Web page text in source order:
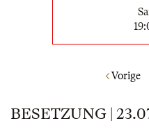
Vorige
BESETZUNG |